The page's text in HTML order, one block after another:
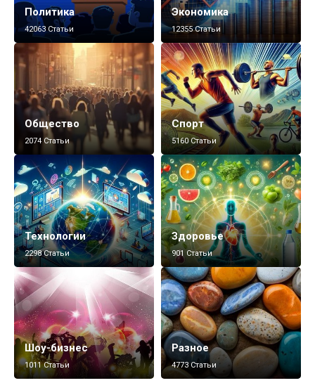
Политика
42063 Статьи
Экономика
12355 Статьи
Общество
2074 Статьи
Спорт
5160 Статьи
Технологии
2298 Статьи
Здоровье
901 Статьи
Шоу-бизнес
1011 Статьи
Разное
4773 Статьи